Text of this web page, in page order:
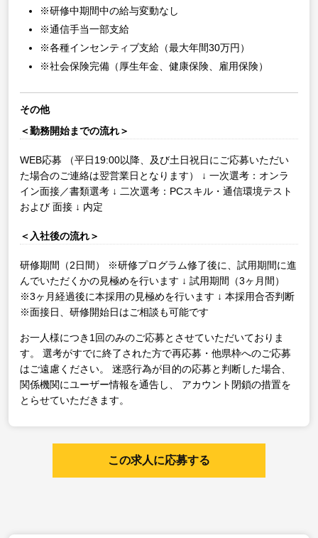
※研修中期間中の給与変動なし
※通信手当一部支給
※各種インセンティブ支給（最大年間30万円）
※社会保険完備（厚生年金、健康保険、雇用保険）
その他
＜勤務開始までの流れ＞
WEB応募 （平日19:00以降、及び土日祝日にご応募いただい
た場合のご連絡は翌営業日となります）
↓ 一次選考：オンラ
イン面接／書類選考 ↓ 二次選考：PCスキル・通信環境テスト
および 面接 ↓ 内定
＜入社後の流れ＞
研修期間（2日間）
※研修プログラム修了後に、試用期間に進
んでいただくかの見極めを行います ↓ 試用期間（3ヶ月間）
※3ヶ月経過後に本採用の見極めを行います ↓ 本採用合否判断
※面接日、研修開始日はご相談も可能です
お一人様につき1回のみのご応募とさせていただいておりま
す。
選考がすでに終了された方で再応募・他県枠へのご応募
はご遠慮ください。
迷惑行為が目的の応募と判断した場合、
関係機関にユーザー情報を通告し、
アカウント閉鎖の措置を
とらせていただきます。
この求人に応募する